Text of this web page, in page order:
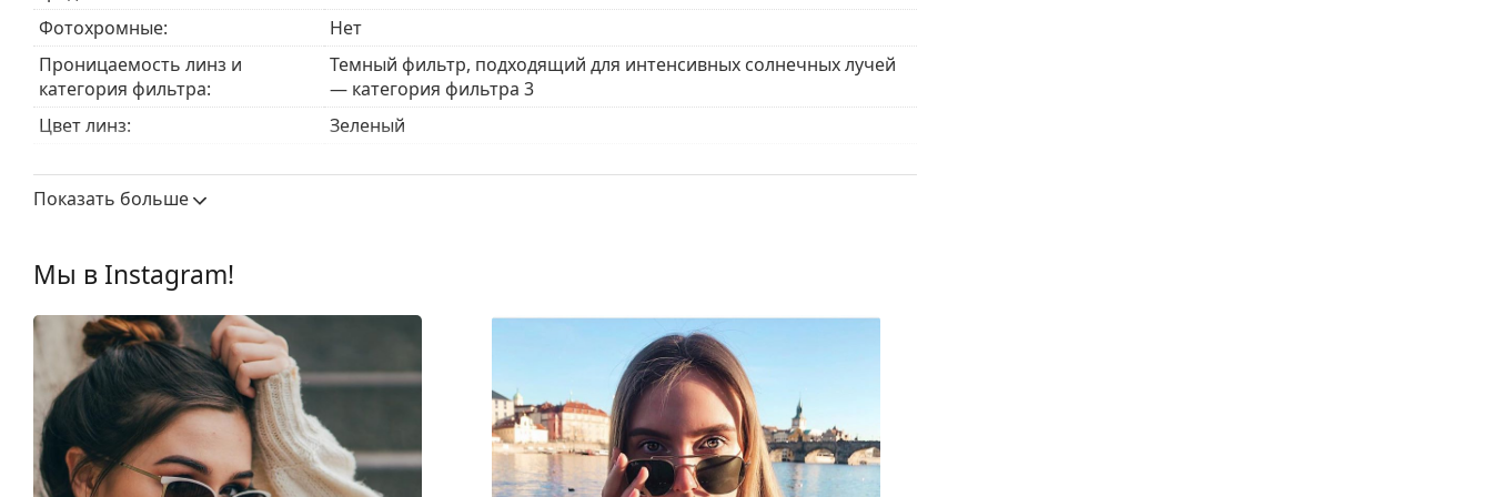
Изучите ассортиментсолнцезащитных очков, чтобы найти больше стилей от популярных брендов.
Фотохромные:
Нет
Проницаемость линз и
категория фильтра:
Темный фильтр, подходящий для интенсивных солнечных лучей
— категория фильтра 3
Цвет линз:
Зеленый
Ширина линзы:
УФ-фильтр 400:
Форма оправы:
Прямоугольные
Цвет оправы:
Коричневый
Материал оправы:
Размер:
L
Ширина:
148 mm
Показать больше
Мы в Instagram!